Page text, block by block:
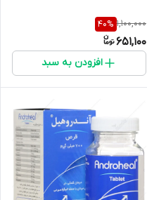
1,100,000
40%
651,100
افزودن به سبد